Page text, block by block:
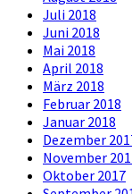
Juli 2018
Juni 2018
Mai 2018
April 2018
März 2018
Februar 2018
Januar 2018
Dezember
November
Oktober 2017